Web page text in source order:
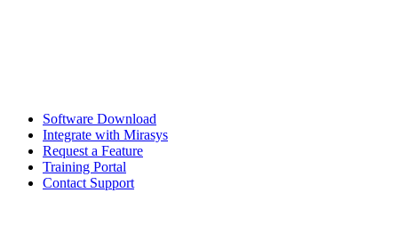
Software Download
Integrate with Mirasys
Request a Feature
Training Portal
Contact Support